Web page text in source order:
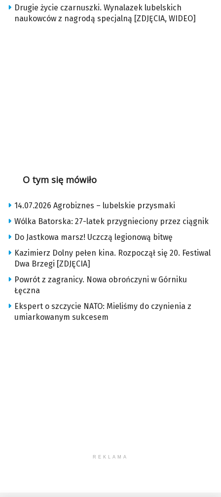
Drugie życie czarnuszki. Wynalazek lubelskich
naukowców z nagrodą specjalną [ZDJĘCIA, WIDEO]
O tym się mówiło
14.07.2026 Agrobiznes – lubelskie przysmaki
Wólka Batorska: 27-latek przygnieciony przez ciągnik
Do Jastkowa marsz! Uczczą legionową bitwę
Kazimierz Dolny pełen kina. Rozpoczął się 20. Festiwal
Dwa Brzegi [ZDJĘCIA]
Powrót z zagranicy. Nowa obrończyni w Górniku
Łęczna
Ekspert o szczycie NATO: Mieliśmy do czynienia z
umiarkowanym sukcesem
REKLAMA